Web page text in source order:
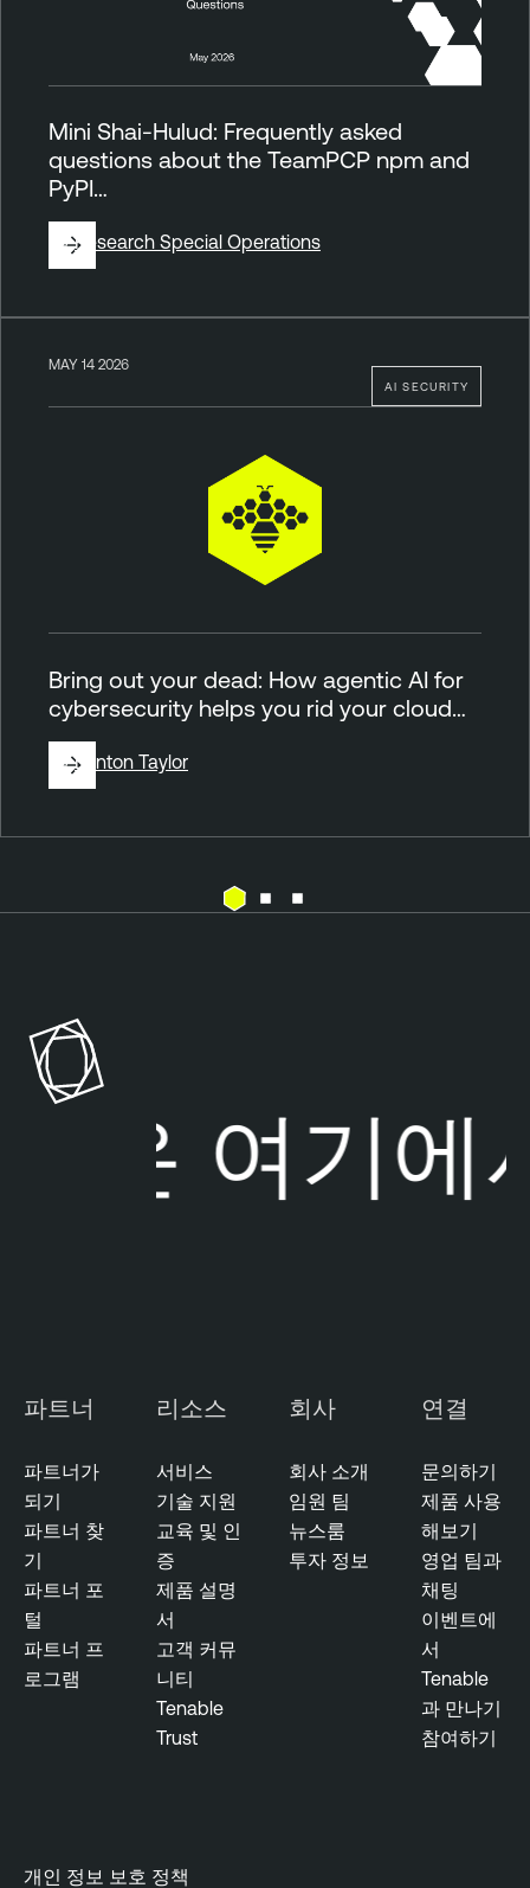
Mini Shai-Hulud: Frequently asked
questions about the TeamPCP npm and
PyPI…
ByResearch Special Operations
AI SECURITY
MAY 14 2026
Bring out your dead: How agentic AI for
cybersecurity helps you rid your cloud…
ByBrinton Taylor
u
d
a
b
r
t
y
여기에서
파트너
파트너가
되기
파트너 찾
기
파트너 포
털
파트너 프
로그램
리소스
서비스
기술 지원
교육 및 인
증
제품 설명
서
고객 커뮤
니티
Tenable
Trust
회사
회사 소개
임원 팀
뉴스룸
투자 정보
연결
문의하기
제품 사용
해보기
영업 팀과
채팅
이벤트에
서
Tenable
과 만나기
참여하기
개인 정보 보호 정책